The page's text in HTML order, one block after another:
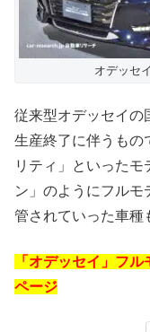
オデッセ
従来型オデッセイの
生産終了に伴うもの
リティ」といった
ン」のようにフルモ
管されていった車種
「オデッセイ」フ
ページ